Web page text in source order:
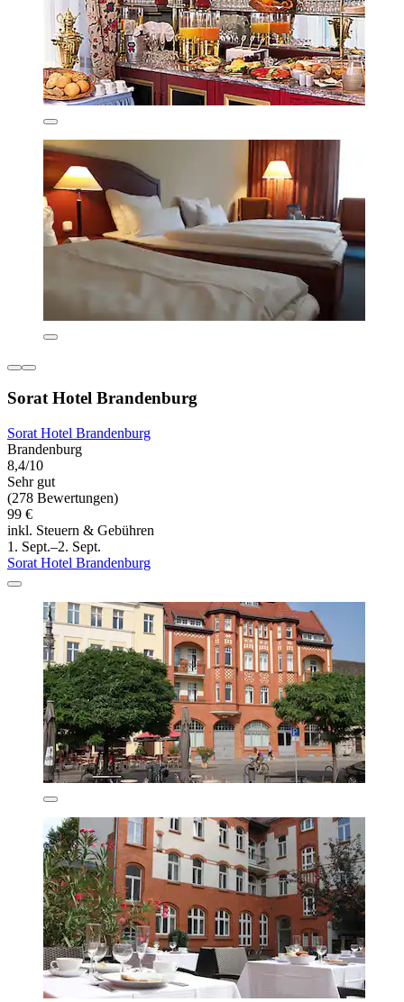
Sorat Hotel Brandenburg
Sorat Hotel Brandenburg
Brandenburg
8,4/10
Sehr gut
(278 Bewertungen)
99 €
inkl. Steuern & Gebühren
1. Sept.–2. Sept.
Sorat Hotel Brandenburg